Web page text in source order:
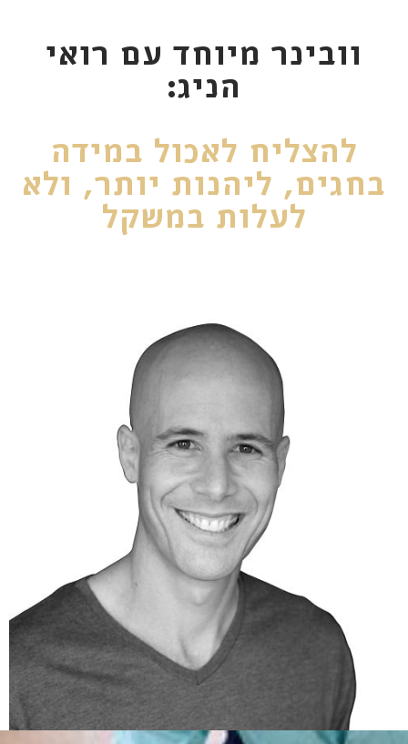
וובינר מיוחד עם רואי
הניג:
להצליח לאכול במידה
בחגים, ליהנות יותר, ולא
לעלות במשקל